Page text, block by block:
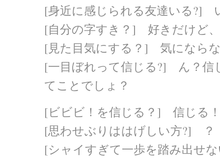
[身近に感じられる友達いる?]
[自分の字すき？] 好きだけど
[見た目気にする？] 気になら
[一目ぼれって信じる?] ん？信
てことでしょ？
[ビビビ！を信じる？] 信じる
[思わせぶりははげしい方?] ？
[シャイすぎて一歩を踏み出せ